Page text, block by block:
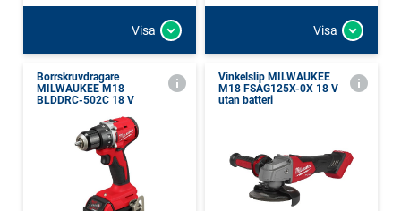
Visa Visa
Borrskruvdragare
MILWAUKEE M18
BLDDRC-502C 18 V
Vinkelslip MILWAUKEE
M18 FSAG125X-0X 18 V
utan batteri